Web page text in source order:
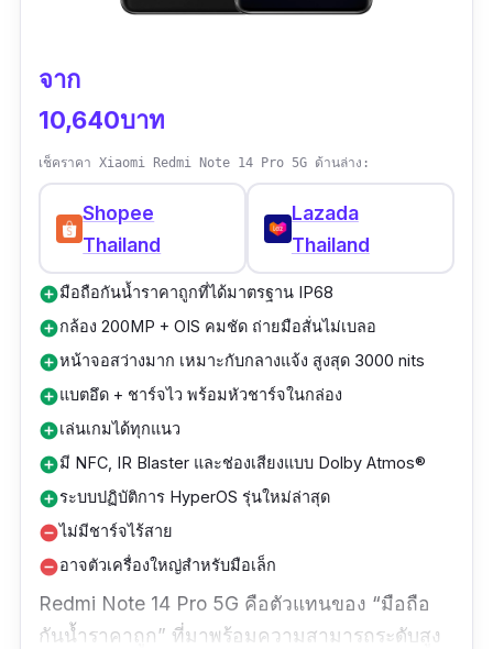
เทคโนโลยี Exmor RS ทำให้ถ่ายภาพได้คมชัดใน
Res Audio ทั้งแบบไร้สายและมีสาย (ยังมีช่องหูฟัง
3.5 มม.) เหมาะกับผู้ใช้งานที่ใส่ใจเรื่องเสียง
แบตเตอรี่ขนาด 5,000 mAh ใช้งานได้ทั้งวัน ชาร์จ
ไว 30W พกไปไหนไม่ต้องกลัวแบตหมดระหว่างวัน
สำหรับคนที่มองหา
มือถือกันน้ำราคาถูก
ถ่ายสวย ลื่นพอเล่นเกมได้ และเหมาะกับชีวิต
ประจำวัน Xperia 10 VI คือคำตอบ
จาก
10,640บาท
เช็คราคา Xiaomi Redmi Note 14 Pro 5G ด้านล่าง:
Shopee
Thailand
Lazada
Thailand
add_circleมือถือกันน้ำราคาถูกที่ได้มาตรฐาน IP68
add_circleกล้อง 200MP + OIS คมชัด ถ่ายมือสั่นไม่เบลอ
add_circleหน้าจอสว่างมาก เหมาะกับกลางแจ้ง สูงสุด 3000 nits
add_circleแบตอึด + ชาร์จไว พร้อมหัวชาร์จในกล่อง
add_circleเล่นเกมได้ทุกแนว
add_circleมี NFC, IR Blaster และช่องเสียงแบบ Dolby Atmos®
add_circleระบบปฏิบัติการ HyperOS รุ่นใหม่ล่าสุด
remove_circleไม่มีชาร์จไร้สาย
remove_circleอาจตัวเครื่องใหญ่สำหรับมือเล็ก
Redmi Note 14 Pro 5G คือตัวแทนของ “มือถือ
กันน้ำราคาถูก” ที่มาพร้อมความสามารถระดับสูง